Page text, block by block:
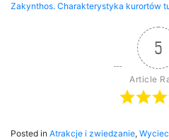
Zakynthos. Charakterystyka kurortów
5
Article
Posted in Atrakcje i zwiedzanie,